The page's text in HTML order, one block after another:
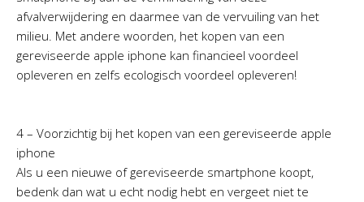
afvalverwijdering en daarmee van de vervuiling van het
milieu. Met andere woorden, het kopen van een
gereviseerde apple iphone kan financieel voordeel
opleveren en zelfs ecologisch voordeel opleveren!
4 – Voorzichtig bij het kopen van een gereviseerde apple
iphone
Als u een nieuwe of gereviseerde smartphone koopt,
bedenk dan wat u echt nodig hebt en vergeet niet te